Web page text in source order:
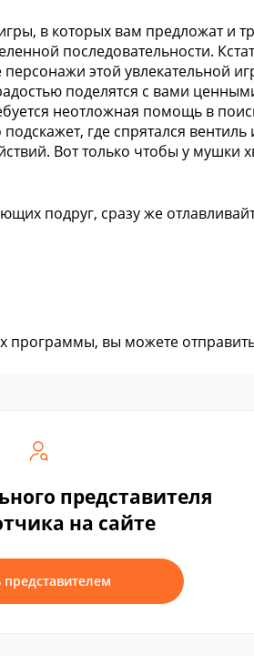
в которых вам предложат и
последовательности.
этой увлекательной
поделятся с вами
неотложная помощь в
где спрятался
Вот только чтобы у мушки
подруг, сразу же
программы, вы можете
представителя
на сайте
представителем